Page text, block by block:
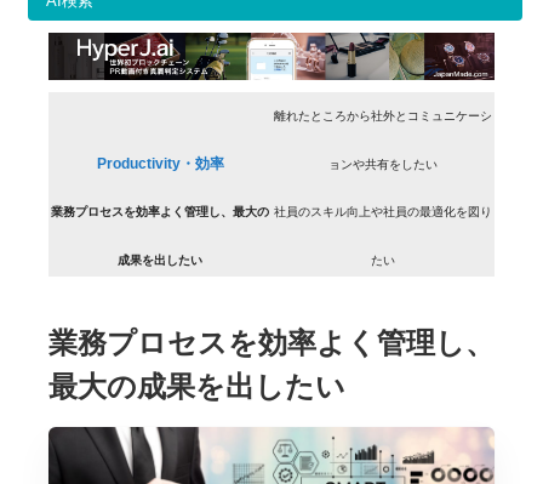
Productivity・効率
離れたところから社外とコミュニケーシ
ョンや共有をしたい
業務プロセスを効率よく管理し、最大の
成果を出したい
社員のスキル向上や社員の最適化を図り
たい
業務プロセスを効率よく管理し、
最大の成果を出したい